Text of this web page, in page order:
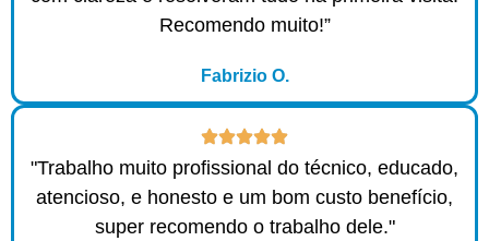
Recomendo muito!”
Fabrizio O.
"Trabalho muito profissional do técnico, educado,
atencioso, e honesto e um bom custo benefício,
super recomendo o trabalho dele."